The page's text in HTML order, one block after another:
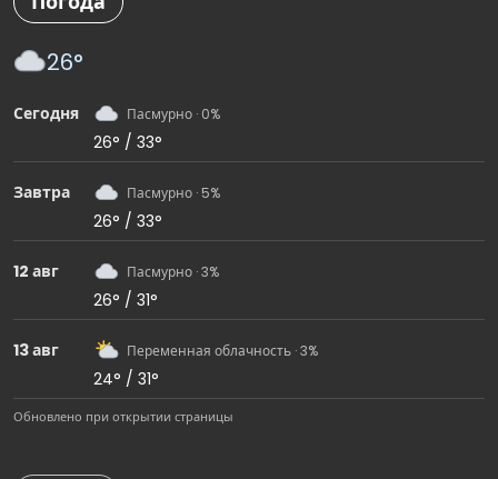
26°
Сегодня Пасмурно · 0%
26° / 33°
Завтра Пасмурно · 5%
26° / 33°
12 авг Пасмурно · 3%
26° / 31°
13 авг Переменная облачность · 3%
24° / 31°
Обновлено при открытии страницы